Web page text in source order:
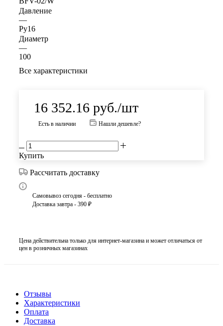
Давление
—
Ру16
Диаметр
—
100
Все характеристики
16 352.16 руб./шт
Есть в наличии Нашли дешевле?
Купить
Рассчитать доставку
Самовывоз сегодня - бесплатно
Доставка завтра - 390 ₽
Цена действительна только для интернет-магазина и может отличаться от
цен в розничных магазинах
Отзывы
Характеристики
Оплата
Доставка